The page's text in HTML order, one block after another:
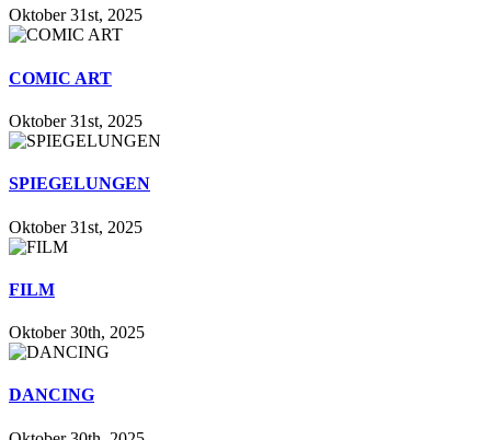
Oktober 31st, 2025
COMIC ART
Oktober 31st, 2025
SPIEGELUNGEN
Oktober 31st, 2025
FILM
Oktober 30th, 2025
DANCING